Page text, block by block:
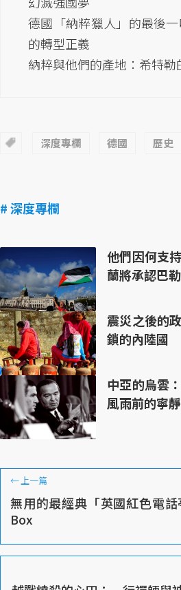
德國「納粹獵人」的最後
的轉型正義
納粹與他們的產地：希特勒
深度專欄 德國 歷史
# 深度專欄
他們因何支
蘭將承認巴
震災之後的
鎖的內陸國
中亞的烏雲
風雨前的寧靜
←上一篇
無用的最經典「英國紅色電
Box